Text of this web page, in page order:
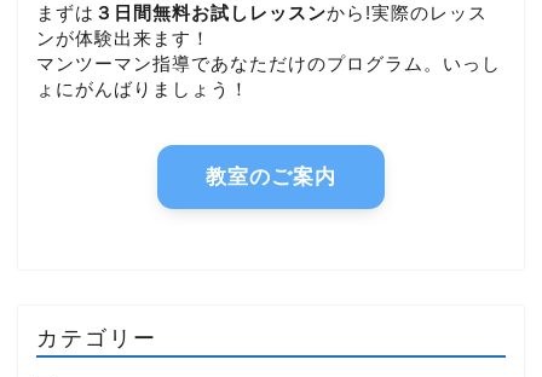
まずは ３日間無料お試しレッスンから!実際のレッス
ンが体験出来ます！
マンツーマン指導であなただけのプログラム。いっし
ょにがんばりましょう！
教室のご案内
カテゴリー